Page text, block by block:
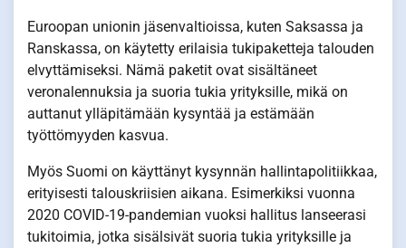
Euroopan unionin jäsenvaltioissa, kuten Saksassa ja
Ranskassa, on käytetty erilaisia tukipaketteja talouden
elvyttämiseksi. Nämä paketit ovat sisältäneet
veronalennuksia ja suoria tukia yrityksille, mikä on
auttanut ylläpitämään kysyntää ja estämään
työttömyyden kasvua.
Myös Suomi on käyttänyt kysynnän hallintapolitiikkaa,
erityisesti talouskriisien aikana. Esimerkiksi vuonna
2020 COVID-19-pandemian vuoksi hallitus lanseerasi
tukitoimia, jotka sisälsivät suoria tukia yrityksille ja